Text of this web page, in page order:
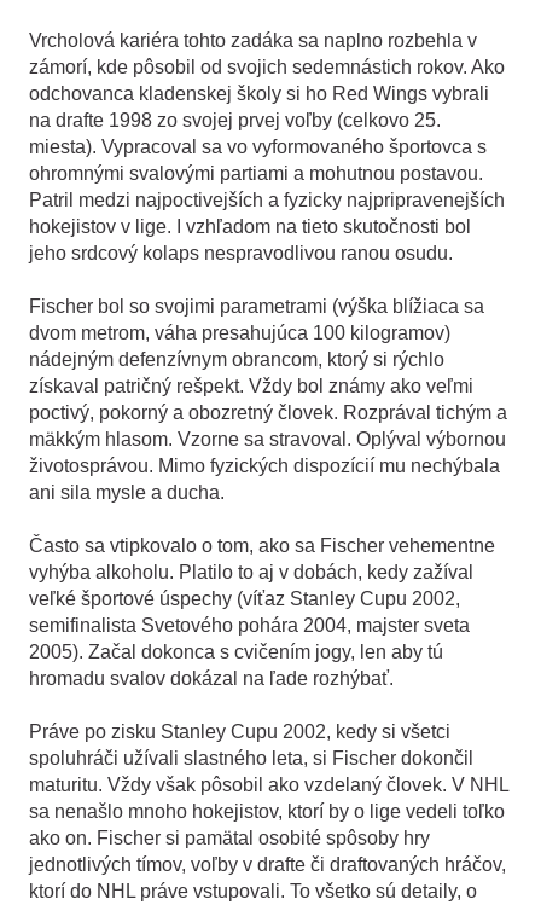
Vrcholová kariéra tohto zadáka sa naplno rozbehla v
zámorí, kde pôsobil od svojich sedemnástich rokov. Ako
odchovanca kladenskej školy si ho Red Wings vybrali
na drafte 1998 zo svojej prvej voľby (celkovo 25.
miesta). Vypracoval sa vo vyformovaného športovca s
ohromnými svalovými partiami a mohutnou postavou.
Patril medzi najpoctivejších a fyzicky najpripravenejších
hokejistov v lige. I vzhľadom na tieto skutočnosti bol
jeho srdcový kolaps nespravodlivou ranou osudu.
Fischer bol so svojimi parametrami (výška blížiaca sa
dvom metrom, váha presahujúca 100 kilogramov)
nádejným defenzívnym obrancom, ktorý si rýchlo
získaval patričný rešpekt. Vždy bol známy ako veľmi
poctivý, pokorný a obozretný človek. Rozprával tichým a
mäkkým hlasom. Vzorne sa stravoval. Oplýval výbornou
životosprávou. Mimo fyzických dispozícií mu nechýbala
ani sila mysle a ducha.
Často sa vtipkovalo o tom, ako sa Fischer vehementne
vyhýba alkoholu. Platilo to aj v dobách, kedy zažíval
veľké športové úspechy (víťaz Stanley Cupu 2002,
semifinalista Svetového pohára 2004, majster sveta
2005). Začal dokonca s cvičením jogy, len aby tú
hromadu svalov dokázal na ľade rozhýbať.
Práve po zisku Stanley Cupu 2002, kedy si všetci
spoluhráči užívali slastného leta, si Fischer dokončil
maturitu. Vždy však pôsobil ako vzdelaný človek. V NHL
sa nenašlo mnoho hokejistov, ktorí by o lige vedeli toľko
ako on. Fischer si pamätal osobité spôsoby hry
jednotlivých tímov, voľby v drafte či draftovaných hráčov,
ktorí do NHL práve vstupovali. To všetko sú detaily, o